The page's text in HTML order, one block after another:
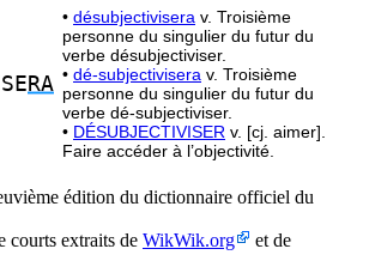
RA
• désubjectivisera v. Troisième
personne du singulier du futur du
verbe désubjectiviser.
• dé-subjectivisera v. Troisième
personne du singulier du futur du
verbe dé-subjectiviser.
• DÉSUBJECTIVISER v. [cj. aimer].
Faire accéder à l’objectivité.
édition du dictionnaire officiel du
courts extraits de WikWik.org
et de